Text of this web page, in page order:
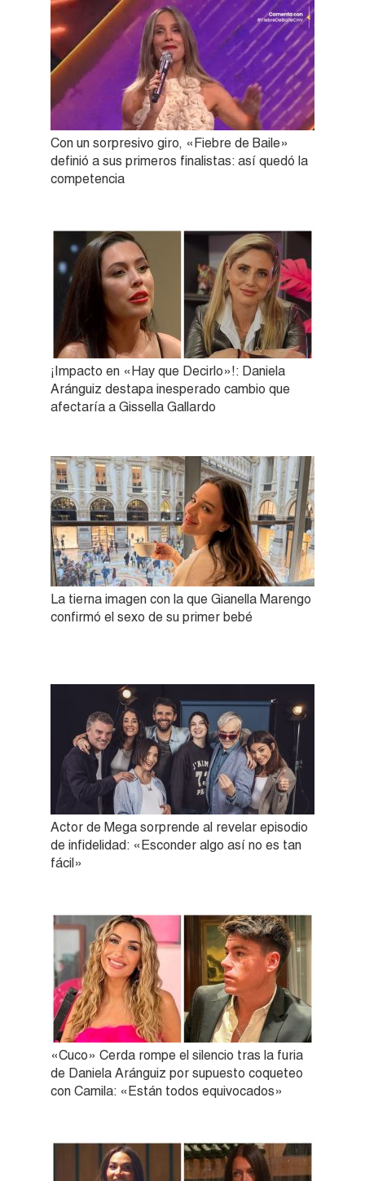
Con un sorpresivo giro, «Fiebre de Baile»
definió a sus primeros finalistas: así quedó la
competencia
¡Impacto en «Hay que Decirlo»!: Daniela
Aránguiz destapa inesperado cambio que
afectaría a Gissella Gallardo
La tierna imagen con la que Gianella Marengo
confirmó el sexo de su primer bebé
Actor de Mega sorprende al revelar episodio
de infidelidad: «Esconder algo así no es tan
fácil»
«Cuco» Cerda rompe el silencio tras la furia
de Daniela Aránguiz por supuesto coqueteo
con Camila: «Están todos equivocados»